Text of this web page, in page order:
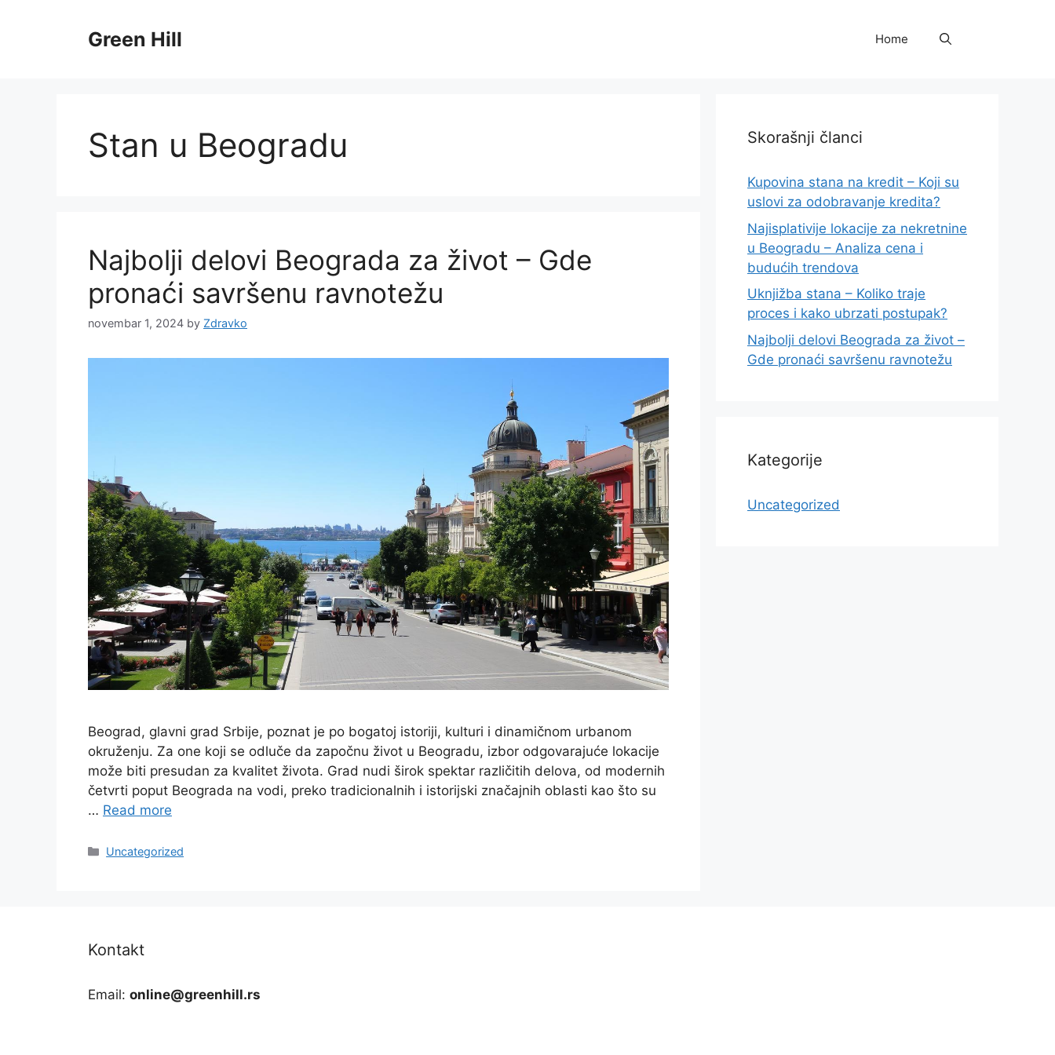
Green Hill Home
Stan u Beogradu
Najbolji delovi Beograda za život – Gde
pronaći savršenu ravnotežu
novembar 1, 2024 by Zdravko
Beograd, glavni grad Srbije, poznat je po bogatoj istoriji, kulturi i dinamičnom urbanom
okruženju. Za one koji se odluče da započnu život u Beogradu, izbor odgovarajuće lokacije
može biti presudan za kvalitet života. Grad nudi širok spektar različitih delova, od modernih
četvrti poput Beograda na vodi, preko tradicionalnih i istorijski značajnih oblasti kao što su
… Read more
Categories
Uncategorized
Skorašnji članci
Kupovina stana na kredit – Koji su
uslovi za odobravanje kredita?
Najisplativije lokacije za nekretnine
u Beogradu – Analiza cena i
budućih trendova
Uknjižba stana – Koliko traje
proces i kako ubrzati postupak?
Najbolji delovi Beograda za život –
Gde pronaći savršenu ravnotežu
Kategorije
Uncategorized
Kontakt
Email: online@greenhill.rs